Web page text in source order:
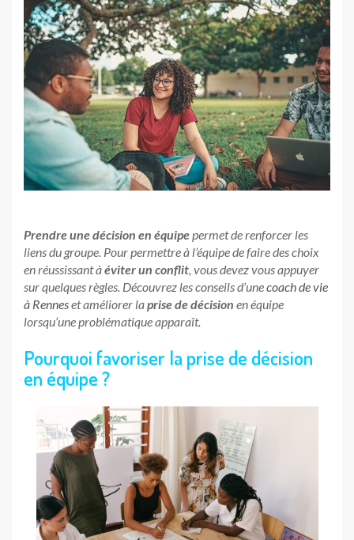
Prendre une décision en équipepermet de renforcer les
liens du groupe. Pour permettre à l’équipe de faire des choix
en réussissant àéviter un conflit, vous devez vous appuyer
sur quelques règles. Découvrez les conseils d’unecoach de vie
à Renneset améliorer laprise de décision en équipe
lorsqu’une problématique apparaît.
Pourquoi favoriser la prise de décision
en équipe ?